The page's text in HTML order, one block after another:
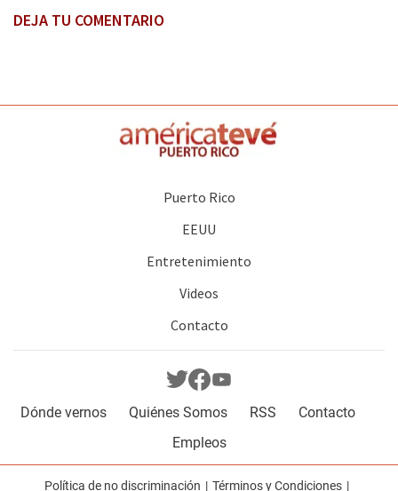
DEJA TU COMENTARIO
Puerto Rico
EEUU
Entretenimiento
Videos
Contacto
Dónde vernos Quiénes Somos RSS
Contacto
Empleos
Política de no discriminación Términos y Condiciones